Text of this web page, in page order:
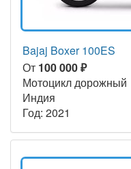
Bajaj Boxer 100ES
От 100 000 ₽
Мотоцикл дорожный
Индия
Год: 2021